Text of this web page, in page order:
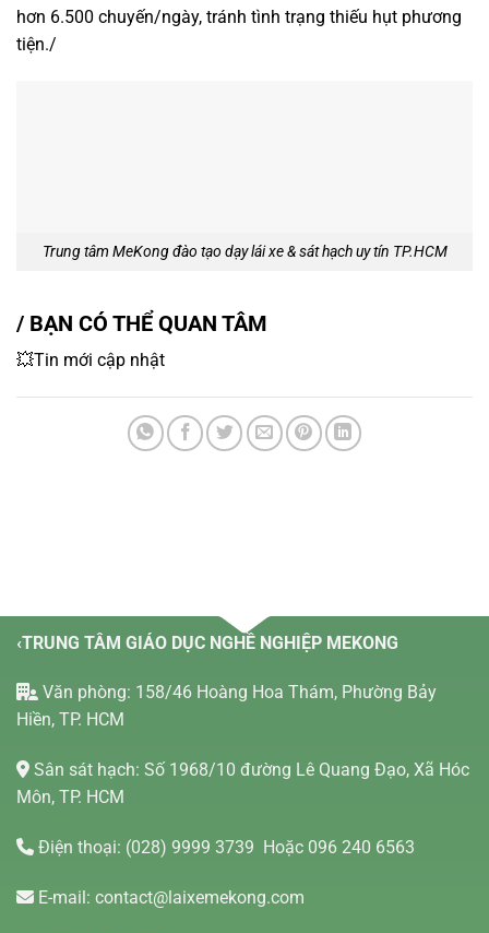
hơn 6.500 chuyến/ngày, tránh tình trạng thiếu hụt phương
tiện./
Trung tâm MeKong đào tạo dạy lái xe & sát hạch uy tín TP.HCM
/ BẠN CÓ THỂ QUAN TÂM
💥Tin mới cập nhật
‹TRUNG TÂM GIÁO DỤC NGHỀ NGHIỆP MEKONG
Văn phòng: 158/46 Hoàng Hoa Thám, Phường Bảy
Hiền, TP. HCM
Sân sát hạch: Số 1968/10 đường Lê Quang Đạo, Xã Hóc
Môn, TP. HCM
Điện thoại: (028) 9999 3739 Hoặc 096 240 6563
E-mail: contact@laixemekong.com